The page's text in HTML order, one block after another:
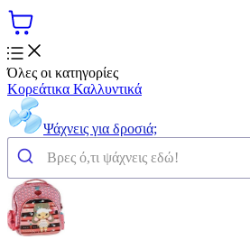
Όλες οι κατηγορίες
Κορεάτικα Καλλυντικά
Ψάχνεις για δροσιά;